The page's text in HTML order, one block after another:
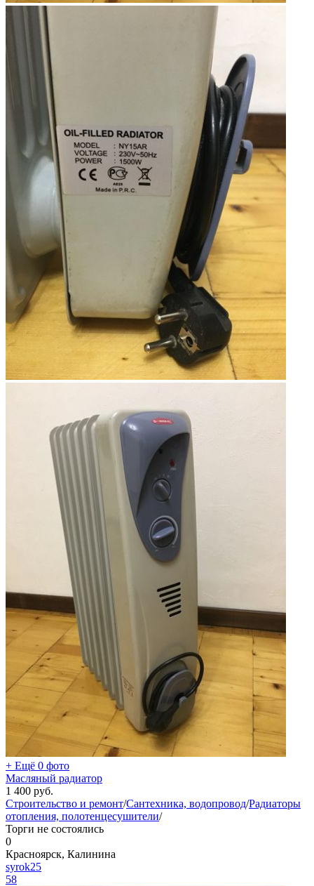
+ Ещё 0 фото
Масляный радиатор
1 400 руб.
Строительство и ремонт/Сантехника, водопровод/Радиаторы
отопления, полотенцесушители/
Торги не состоялись
0
Красноярск, Калинина
syrok25
58